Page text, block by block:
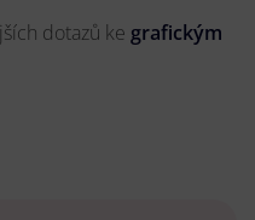
dotazů ke grafickým